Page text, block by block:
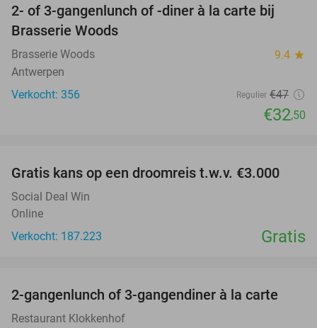
31%
2- of 3-gangenlunch of -diner à la carte bij
Brasserie Woods
Brasserie Woods 9.4 star
Antwerpen
Verkocht: 356
Regulier €47
€32,50
Gratis kans op een droomreis t.w.v. €3.000
Social Deal Win
Online
Verkocht: 187.223
Gratis
43%
2-gangenlunch of 3-gangendiner à la carte
Restaurant Klokkenhof